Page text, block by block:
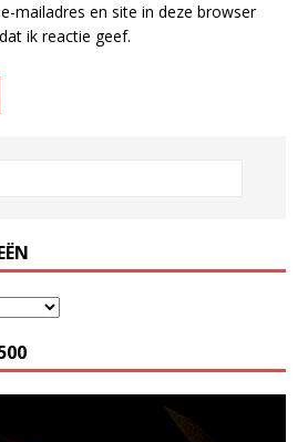
mailadres en site in deze browser
ik reactie geef.